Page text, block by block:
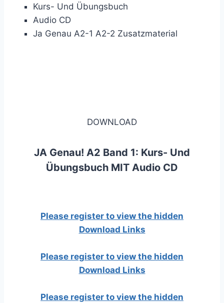
Kurs- Und Übungsbuch
Audio CD
Ja Genau A2-1 A2-2 Zusatzmaterial
DOWNLOAD
JA Genau! A2 Band 1: Kurs- Und
Übungsbuch MIT Audio CD
Please register to view the hidden
Download Links
Please register to view the hidden
Download Links
Please register to view the hidden